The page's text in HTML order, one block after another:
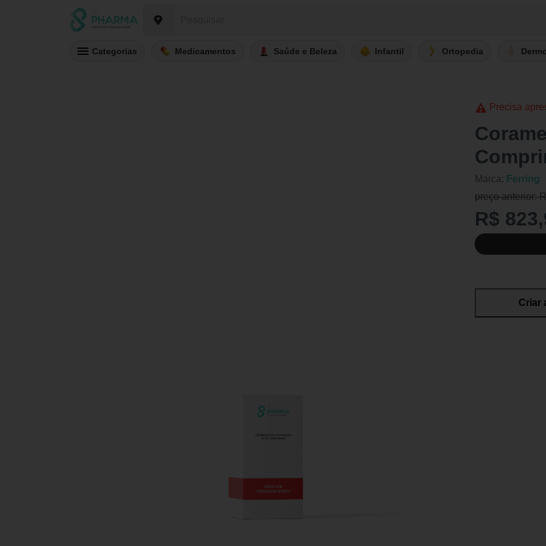
Categorias Medicamentos Saúde e Beleza Infantil Ortopedia
Precisa
Marca: Ferring
preço anterior:
R$
Criar